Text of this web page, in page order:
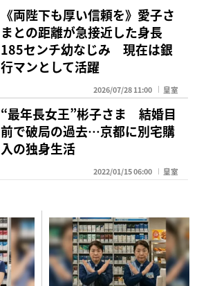
《両陛下も厚い信頼を》愛子さ
まとの距離が急接近した身長
185センチ幼なじみ 現在は銀
行マンとして活躍
2026/07/28 11:00 皇室
“最年長女王”彬子さま 結婚目
前で破局の過去…京都に別宅購
入の独身生活
2022/01/15 06:00 皇室